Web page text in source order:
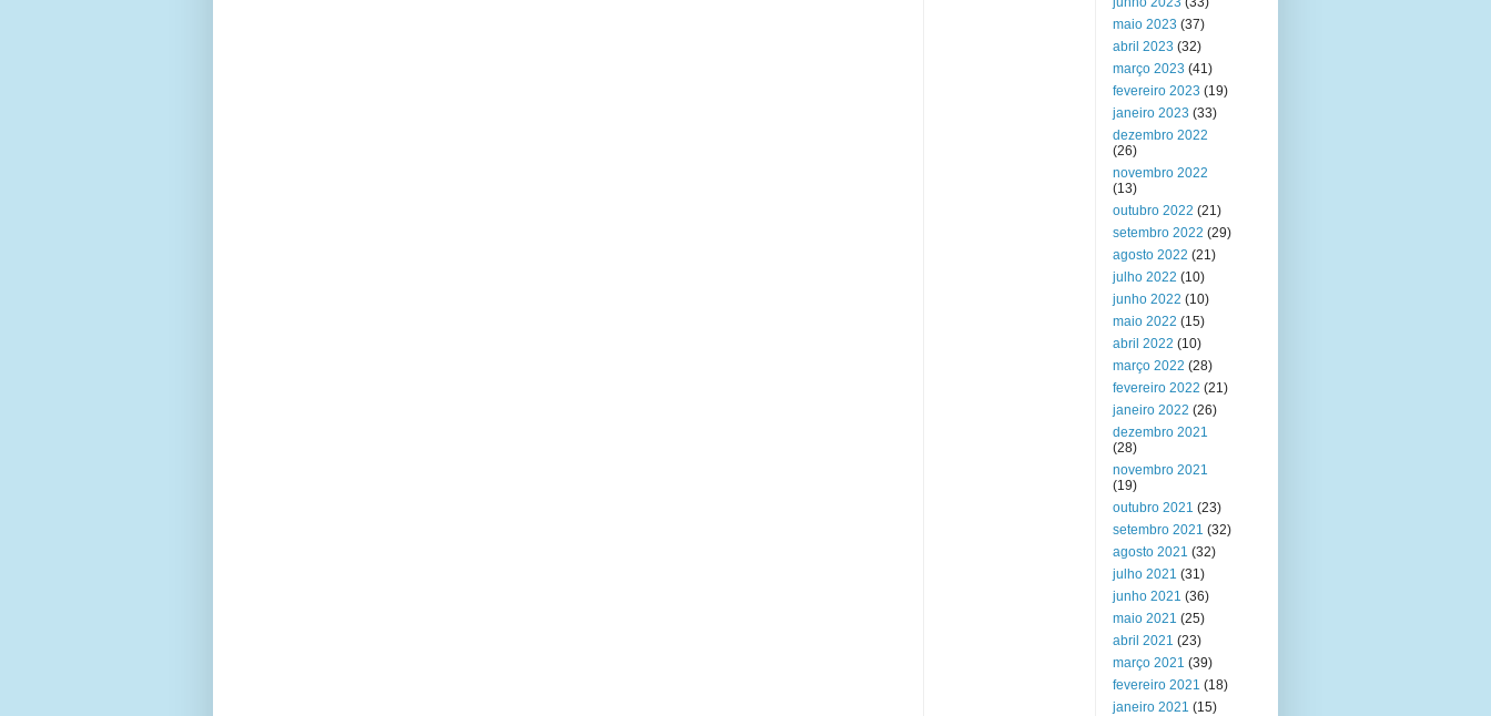
maio 2023 (37)
abril 2023 (32)
março 2023 (41)
fevereiro 2023 (19)
janeiro 2023 (33)
dezembro 2022
(26)
novembro 2022
(13)
outubro 2022 (21)
setembro 2022 (29)
agosto 2022 (21)
julho 2022 (10)
junho 2022 (10)
maio 2022 (15)
abril 2022 (10)
março 2022 (28)
fevereiro 2022 (21)
janeiro 2022 (26)
dezembro 2021
(28)
novembro 2021
(19)
outubro 2021 (23)
setembro 2021 (32)
agosto 2021 (32)
julho 2021 (31)
junho 2021 (36)
maio 2021 (25)
abril 2021 (23)
março 2021 (39)
fevereiro 2021 (18)
janeiro 2021 (15)